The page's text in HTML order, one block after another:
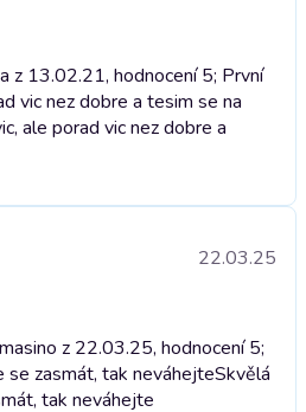
z 13.02.21, hodnocení 5; První
vic nez dobre a tesim se na
ale porad vic nez dobre a
22.03.25
z 22.03.25, hodnocení 5;
se zasmát, tak neváhejteSkvělá
tak neváhejte